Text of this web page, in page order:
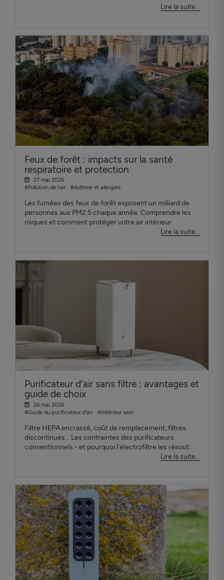
Lire la suite...
Feux de forêt : impacts sur la santé
respiratoire et protection
27 mai 2026
#Pollution de l'air
#Asthme et allergies
Les fumées des feux de forêt exposent un milliard de
personnes aux PM2.5 chaque année. Comprendre les
risques et comment protéger votre air intérieur.
Lire la suite...
Purificateur d'air sans filtre : avantages et
guide de choix
26 mai 2026
#Guide du purificateur d'air
#Intérieur sain
Filtre HEPA encrassé, coût de remplacement, filtres
discontinués... Les contraintes des purificateurs
conventionnels - et pourquoi l'électrofiltre les résout.
Lire la suite...